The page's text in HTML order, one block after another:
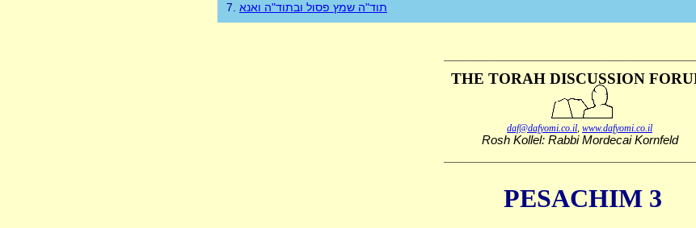
7. תוד"ה שמץ פסול ובתוד"ה ואנא
THE TORAH DISCUSSION
daf@dafyomi.co.il, www.dafyomi.co.il
Rosh Kollel: Rabbi Mordecai Kornfeld
PESACHIM 3